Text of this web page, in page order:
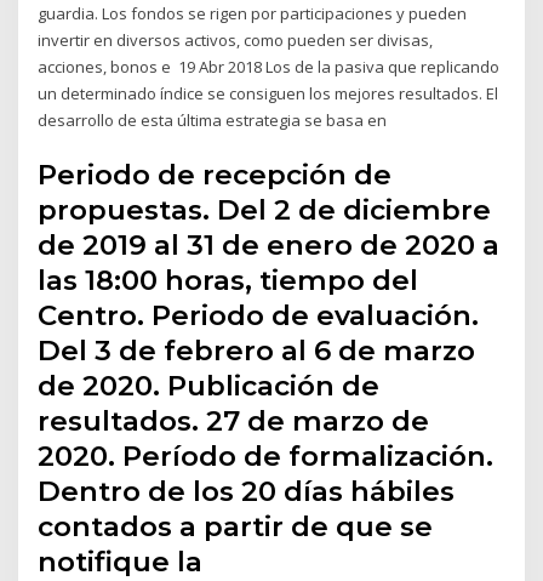
guardia. Los fondos se rigen por participaciones y pueden
invertir en diversos activos, como pueden ser divisas,
acciones, bonos e 19 Abr 2018 Los de la pasiva que replicando
un determinado índice se consiguen los mejores resultados. El
desarrollo de esta última estrategia se basa en
Periodo de recepción de
propuestas. Del 2 de diciembre
de 2019 al 31 de enero de 2020 a
las 18:00 horas, tiempo del
Centro. Periodo de evaluación.
Del 3 de febrero al 6 de marzo
de 2020. Publicación de
resultados. 27 de marzo de
2020. Período de formalización.
Dentro de los 20 días hábiles
contados a partir de que se
notifique la